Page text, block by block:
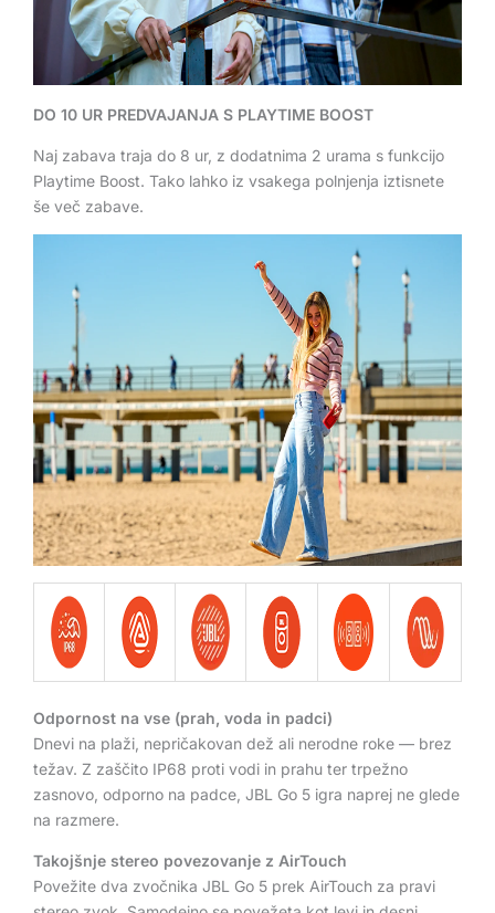
DO 10 UR PREDVAJANJA S PLAYTIME BOOST
Naj zabava traja do 8 ur, z dodatnima 2 urama s funkcijo
Playtime Boost. Tako lahko iz vsakega polnjenja iztisnete
še več zabave.
Odpornost na vse (prah, voda in padci)
Dnevi na plaži, nepričakovan dež ali nerodne roke — brez
težav. Z zaščito IP68 proti vodi in prahu ter trpežno
zasnovo, odporno na padce, JBL Go 5 igra naprej ne glede
na razmere.
Takojšnje stereo povezovanje z AirTouch
Povežite dva zvočnika JBL Go 5 prek AirTouch za pravi